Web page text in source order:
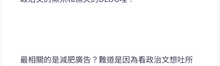
最相關的是減肥廣告？難道是因為看政治文想吐所